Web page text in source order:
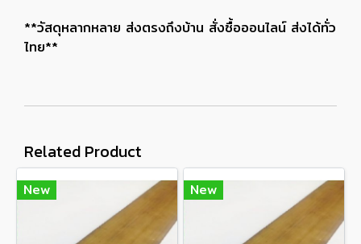
**วัสดุหลากหลาย ส่งตรงถึงบ้าน สั่งซื้อออนไลน์ ส่งได้ทั่ว
ไทย**
Related Product
New New